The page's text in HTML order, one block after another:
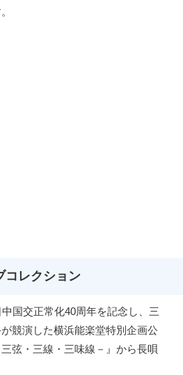
コレクション
国交正常化40周年を記念し、三
競演した横浜能楽堂特別企画公
弦・三線・三味線－』から長唄